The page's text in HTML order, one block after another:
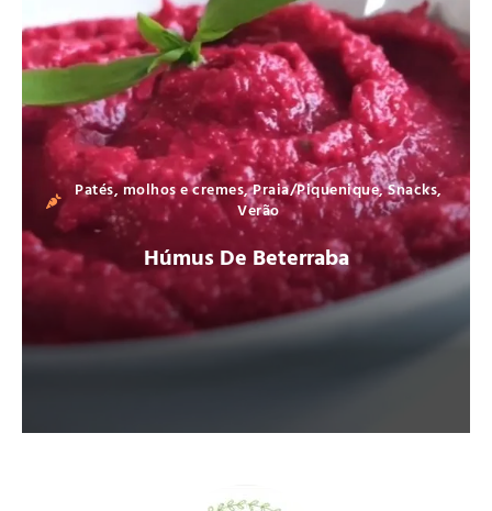
Patés, molhos e cremes,Praia/Piquenique,Snacks,
Verão
Húmus De Beterraba